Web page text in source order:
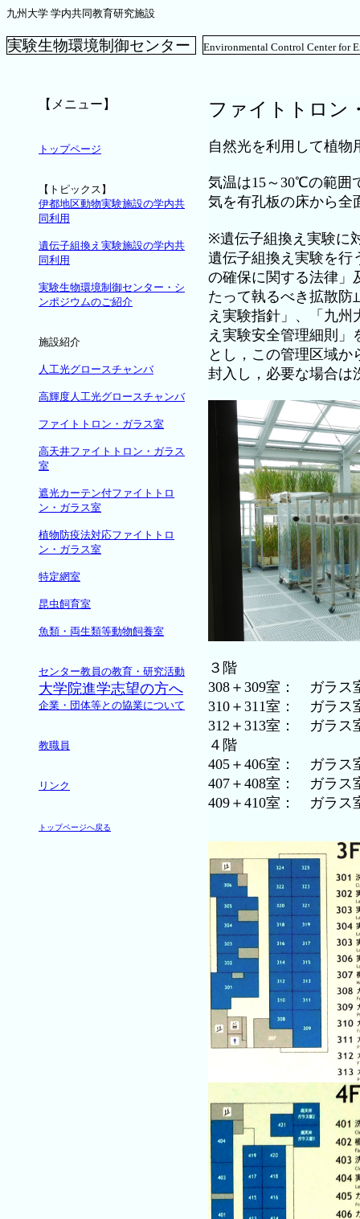
九州大学 学内共同教育研究施設
実験生物環境制御センター Environmental Control Center for
【メニュー】
トップページ
【トピックス】
伊都地区動物実験施設の学内共
同利用
遺伝子組換え実験施設の学内共
同利用
実験生物環境制御センター・シ
ンポジウムのご紹介
施設紹介
人工光グロースチャンバ
高輝度人工光グロースチャンバ
ファイトトロン・ガラス室
高天井ファイトトロン・ガラス
室
遮光カーテン付ファイトトロ
ン・ガラス室
植物防疫法対応ファイトトロ
ン・ガラス室
特定網室
昆虫飼育室
魚類・両生類等動物飼養室
センター教員の教育・研究活動
大学院進学志望の方へ
企業・団体等との協業について
教職員
リンク
トップページへ戻る
ファイトトロン
自然光を利用して植物
気温は15～30℃の範囲
気を有孔板の床から全
※遺伝子組換え実験に
遺伝子組換え実験を行
の確保に関する法律」
たって執るべき拡散防
え実験指針」、「九
え実験安全管理細則
とし，この管理区域
封入し，必要な場合は
３階
308＋309室： ガラス
310＋311室： ガラス
312＋313室： ガラス
４階
405＋406室： ガラス
407＋408室： ガラス
409＋410室： ガラス